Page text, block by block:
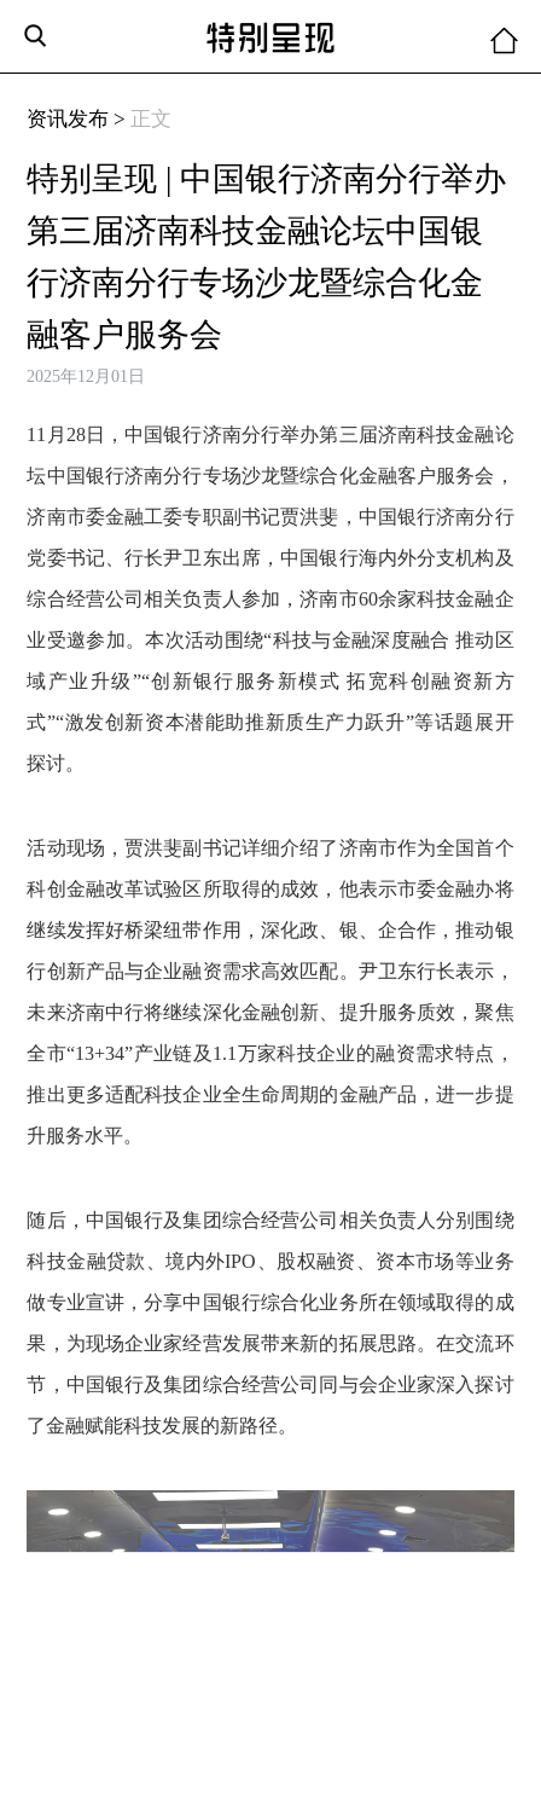
资讯发布 > 正文
特别呈现 | 中国银行济南分行举办
第三届济南科技金融论坛中国银
行济南分行专场沙龙暨综合化金
融客户服务会
2025年12月01日
11月28日，中国银行济南分行举办第三届济南科技金融论
坛中国银行济南分行专场沙龙暨综合化金融客户服务会，
济南市委金融工委专职副书记贾洪斐，中国银行济南分行
党委书记、行长尹卫东出席，中国银行海内外分支机构及
综合经营公司相关负责人参加，济南市60余家科技金融企
业受邀参加。本次活动围绕“科技与金融深度融合 推动区
域产业升级”“创新银行服务新模式 拓宽科创融资新方
式”“激发创新资本潜能助推新质生产力跃升”等话题展开
探讨。
活动现场，贾洪斐副书记详细介绍了济南市作为全国首个
科创金融改革试验区所取得的成效，他表示市委金融办将
继续发挥好桥梁纽带作用，深化政、银、企合作，推动银
行创新产品与企业融资需求高效匹配。尹卫东行长表示，
未来济南中行将继续深化金融创新、提升服务质效，聚焦
全市“13+34”产业链及1.1万家科技企业的融资需求特点，
推出更多适配科技企业全生命周期的金融产品，进一步提
升服务水平。
随后，中国银行及集团综合经营公司相关负责人分别围绕
科技金融贷款、境内外IPO、股权融资、资本市场等业务
做专业宣讲，分享中国银行综合化业务所在领域取得的成
果，为现场企业家经营发展带来新的拓展思路。在交流环
节，中国银行及集团综合经营公司同与会企业家深入探讨
了金融赋能科技发展的新路径。